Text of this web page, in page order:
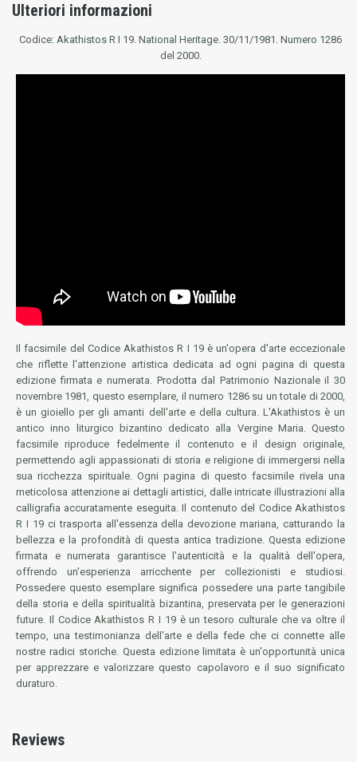
Ulteriori informazioni
Codice: Akathistos R I 19. National Heritage. 30/11/1981. Numero 1286
del 2000.
Il facsimile del Codice Akathistos R I 19 è un'opera d'arte eccezionale
che riflette l'attenzione artistica dedicata ad ogni pagina di questa
edizione firmata e numerata. Prodotta dal Patrimonio Nazionale il 30
novembre 1981, questo esemplare, il numero 1286 su un totale di 2000,
è un gioiello per gli amanti dell'arte e della cultura. L'Akathistos è un
antico inno liturgico bizantino dedicato alla Vergine Maria. Questo
facsimile riproduce fedelmente il contenuto e il design originale,
permettendo agli appassionati di storia e religione di immergersi nella
sua ricchezza spirituale. Ogni pagina di questo facsimile rivela una
meticolosa attenzione ai dettagli artistici, dalle intricate illustrazioni alla
calligrafia accuratamente eseguita. Il contenuto del Codice Akathistos
R I 19 ci trasporta all'essenza della devozione mariana, catturando la
bellezza e la profondità di questa antica tradizione. Questa edizione
firmata e numerata garantisce l'autenticità e la qualità dell'opera,
offrendo un'esperienza arricchente per collezionisti e studiosi.
Possedere questo esemplare significa possedere una parte tangibile
della storia e della spiritualità bizantina, preservata per le generazioni
future. Il Codice Akathistos R I 19 è un tesoro culturale che va oltre il
tempo, una testimonianza dell'arte e della fede che ci connette alle
nostre radici storiche. Questa edizione limitata è un'opportunità unica
per apprezzare e valorizzare questo capolavoro e il suo significato
duraturo.
Reviews